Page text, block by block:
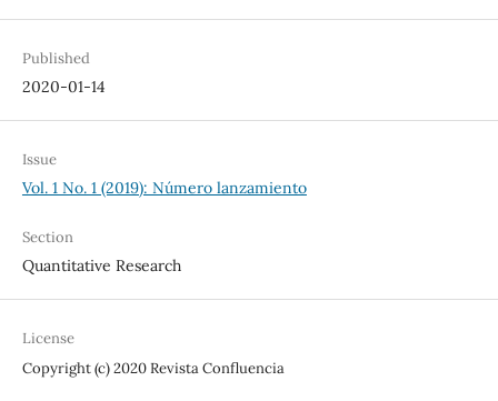
Published
2020-01-14
Issue
Vol. 1 No. 1 (2019): Número lanzamiento
Section
Quantitative Research
License
Copyright (c) 2020 Revista Confluencia